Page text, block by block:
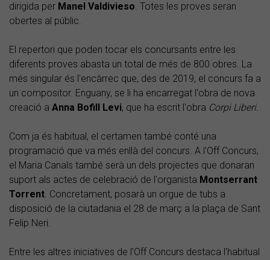
dirigida per Manel Valdivieso. Totes les proves seran
obertes al públic.
El repertori que poden tocar els concursants entre les
diferents proves abasta un total de més de 800 obres. La
més singular és l'encàrrec que, des de 2019, el concurs fa a
un compositor. Enguany, se li ha encarregat l'obra de nova
creació a Anna Bofill Levi, que ha escrit l'obra Corpi Liberi.
Com ja és habitual, el certamen també conté una
programació que va més enllà del concurs. A l'Off Concurs,
el Maria Canals també serà un dels projectes que donaran
suport als actes de celebració de l'organista Montserrant
Torrent. Concretament, posarà un orgue de tubs a
disposició de la ciutadania el 28 de març a la plaça de Sant
Felip Neri.
Entre les altres iniciatives de l'Off Concurs destaca l'habitual